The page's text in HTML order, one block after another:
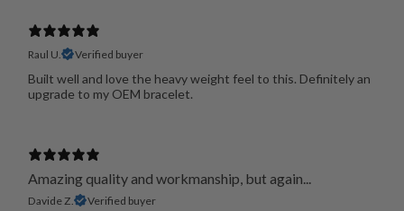
Raul U. Verified buyer
Built well and love the heavy weight feel to this. Definitely an
upgrade to my OEM bracelet.
Amazing quality and workmanship, but again...
Davide Z. Verified buyer